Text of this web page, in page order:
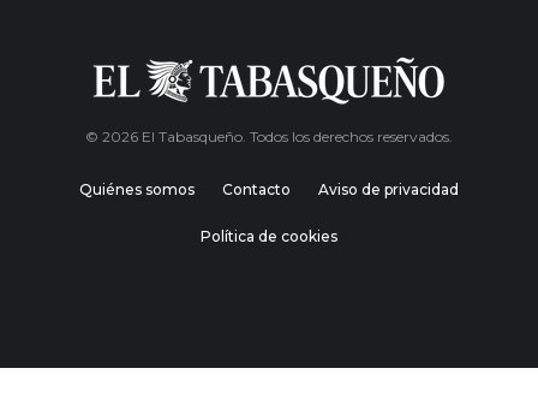
© 2026 El Tabasqueño. Todos los derechos reservados.
Quiénes somos Contacto Aviso de privacidad
Política de cookies